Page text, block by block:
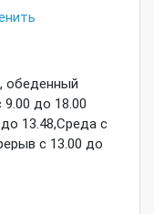
обеденный
до 18.00
13.48,Среда с
с 13.00 до
обеденный
до 17.00
13.48,Суббота -